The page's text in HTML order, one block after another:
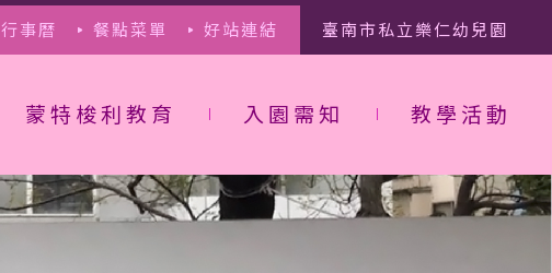
行事曆 餐點菜單 好站連結 臺南市私立樂仁幼兒園
蒙特梭利教育 入園需知 教學活動